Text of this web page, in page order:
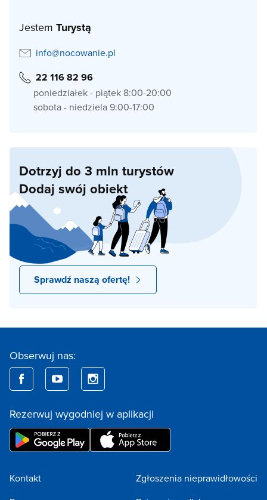
Jestem Turystą
info@nocowanie.pl
22 116 82 96
poniedziałek - piątek 8:00-20:00
sobota - niedziela 9:00-17:00
Dotrzyj do 3 mln turystów
Dodaj swój obiekt
Sprawdź naszą ofertę!
Obserwuj nas:
Rezerwuj wygodniej w aplikacji
Kontakt
Zgłoszenia nieprawidłowości